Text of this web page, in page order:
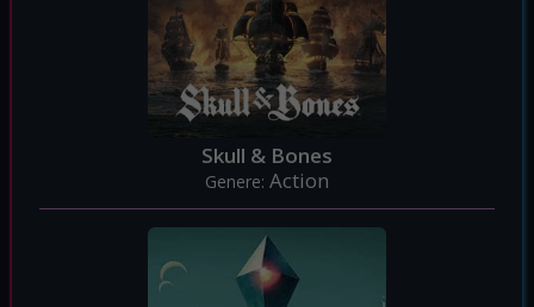
Skull & Bones
Genere: Action